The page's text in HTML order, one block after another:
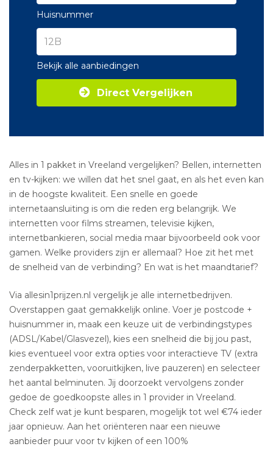
Huisnummer
Bekijk alle aanbiedingen
Direct Vergelijken
Alles in 1 pakket in Vreeland vergelijken? Bellen, internetten
en tv-kijken: we willen dat het snel gaat, en als het even kan
in de hoogste kwaliteit. Een snelle en goede
internetaansluiting is om die reden erg belangrijk. We
internetten voor films streamen, televisie kijken,
internetbankieren, social media maar bijvoorbeeld ook voor
gamen. Welke providers zijn er allemaal? Hoe zit het met
de snelheid van de verbinding? En wat is het maandtarief?
Via allesin1prijzen.nl vergelijk je alle internetbedrijven.
Overstappen gaat gemakkelijk online. Voer je postcode +
huisnummer in, maak een keuze uit de verbindingstypes
(ADSL/Kabel/Glasvezel), kies een snelheid die bij jou past,
kies eventueel voor extra opties voor interactieve TV (extra
zenderpakketten, vooruitkijken, live pauzeren) en selecteer
het aantal belminuten. Jij doorzoekt vervolgens zonder
gedoe de goedkoopste alles in 1 provider in Vreeland.
Check zelf wat je kunt besparen, mogelijk tot wel €74 ieder
jaar opnieuw. Aan het oriënteren naar een nieuwe
aanbieder puur voor tv kijken of een 100%